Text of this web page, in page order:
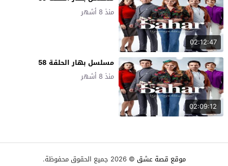
02:12:47
منذ 8 أشهر
02:09:12
مسلسل بهار الحلقة 58
منذ 8 أشهر
موقع قصة عشق © 2026 جميع الحقوق محفوظة.